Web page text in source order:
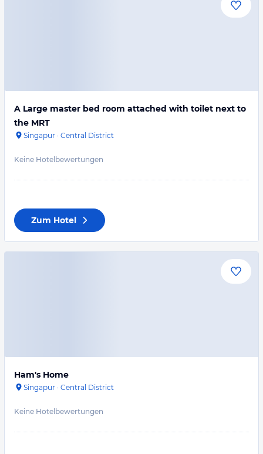
A Large master bed room attached with toilet next to
the MRT
Singapur · Central District
Keine Hotelbewertungen
Zum Hotel
Ham's Home
Singapur · Central District
Keine Hotelbewertungen